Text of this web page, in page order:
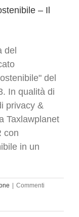
– Il
del
del
In qualità di
privacy &
Taxlawplanet
con
in un
Commenti